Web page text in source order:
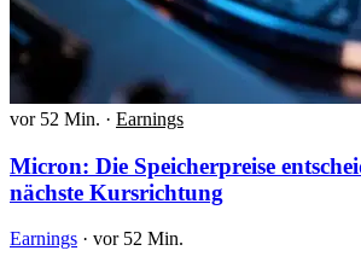
vor 52 Min. · Earnings
Micron: Die Speicherpreise
nächste Kursrichtung
Earnings · vor 52 Min.